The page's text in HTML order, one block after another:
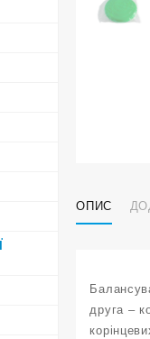
ОПИС
друга –